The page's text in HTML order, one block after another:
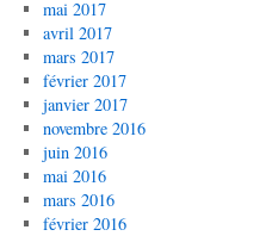
mai 2017
avril 2017
mars 2017
février 2017
janvier 2017
novembre 2016
juin 2016
mai 2016
mars 2016
février 2016